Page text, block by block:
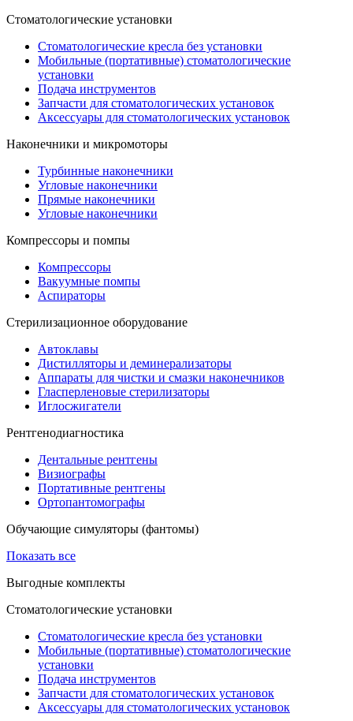
Стоматологические установки
Стоматологические кресла без установки
Мобильные (портативные) стоматологические
установки
Подача инструментов
Запчасти для стоматологических установок
Аксессуары для стоматологических установок
Наконечники и микромоторы
Турбинные наконечники
Угловые наконечники
Прямые наконечники
Угловые наконечники
Компрессоры и помпы
Компрессоры
Вакуумные помпы
Аспираторы
Стерилизационное оборудование
Автоклавы
Дистилляторы и деминерализаторы
Аппараты для чистки и смазки наконечников
Гласперленовые стерилизаторы
Иглосжигатели
Рентгенодиагностика
Дентальные рентгены
Визиографы
Портативные рентгены
Ортопантомографы
Обучающие симуляторы (фантомы)
Показать все
Выгодные комплекты
Стоматологические установки
Стоматологические кресла без установки
Мобильные (портативные) стоматологические
установки
Подача инструментов
Запчасти для стоматологических установок
Аксессуары для стоматологических установок